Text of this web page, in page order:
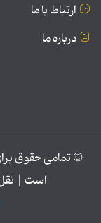
ارتباط با ما
درباره ما
© تمامی حقوق
است | نقل